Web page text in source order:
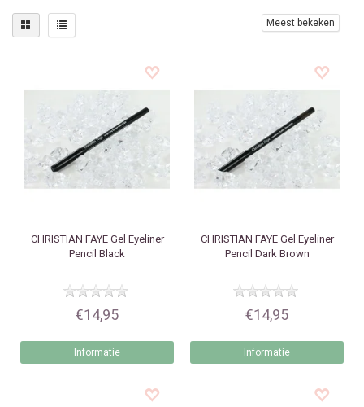
Eyeliners & Oogpotloden van Christian
Dit zachte, romige, gel oogpotlood beschikt over intense
pigmenten die kunnen worden gebruikt als eyeliner voor
het oog contour of als kohl kleur voor het innerlijk oog
gebied. Voor een dramatische look, veegt u het over het
gehele ooglid voor een ‘’smokey eye’’ effect. Gemakkelijk
vervagend, de aanbrengen-klaar formule is ideaal voor
prachtige, hele dag perfect ogen. Gebruik het om
foutloos, precieze lijnen te creëren, of vervaag
onmiddellijk na het aanbrengen voor een instant
Meest bekeken
CHRISTIAN FAYEGel Eyeliner
Pencil Black
€14,95
Informatie
CHRISTIAN FAYEGel Eyeliner
Pencil Dark Brown
€14,95
Informatie